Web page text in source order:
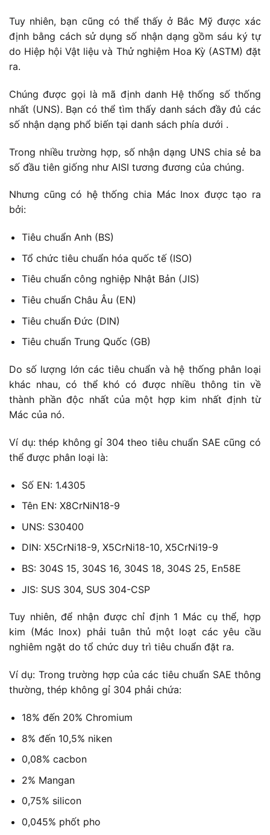
Tuy nhiên, bạn cũng có thể thấy ở Bắc Mỹ được xác
định bằng cách sử dụng số nhận dạng gồm sáu ký tự
do Hiệp hội Vật liệu và Thử nghiệm Hoa Kỳ (ASTM) đặt
ra.
Chúng được gọi là mã định danh Hệ thống số thống
nhất (UNS). Bạn có thể tìm thấy danh sách đầy đủ các
số nhận dạng phổ biến tại danh sách phía dưới .
Trong nhiều trường hợp, số nhận dạng UNS chia sẻ ba
số đầu tiên giống như AISI tương đương của chúng.
Nhưng cũng có hệ thống chia Mác Inox được tạo ra
bởi:
Tiêu chuẩn Anh (BS)
Tổ chức tiêu chuẩn hóa quốc tế (ISO)
Tiêu chuẩn công nghiệp Nhật Bản (JIS)
Tiêu chuẩn Châu Âu (EN)
Tiêu chuẩn Đức (DIN)
Tiêu chuẩn Trung Quốc (GB)
Do số lượng lớn các tiêu chuẩn và hệ thống phân loại
khác nhau, có thể khó có được nhiều thông tin về
thành phần độc nhất của một hợp kim nhất định từ
Mác của nó.
Ví dụ: thép không gỉ 304 theo tiêu chuẩn SAE cũng có
thể được phân loại là:
Số EN: 1.4305
Tên EN: X8CrNiN18-9
UNS: S30400
DIN: X5CrNi18-9, X5CrNi18-10, X5CrNi19-9
BS: 304S 15, 304S 16, 304S 18, 304S 25, En58E
JIS: SUS 304, SUS 304-CSP
Tuy nhiên, để nhận được chỉ định 1 Mác cụ thể, hợp
kim (Mác Inox) phải tuân thủ một loạt các yêu cầu
nghiêm ngặt do tổ chức duy trì tiêu chuẩn đặt ra.
Ví dụ: Trong trường hợp của các tiêu chuẩn SAE thông
thường, thép không gỉ 304 phải chứa:
18% đến 20% Chromium
8% đến 10,5% niken
0,08% cacbon
2% Mangan
0,75% silicon
0,045% phốt pho